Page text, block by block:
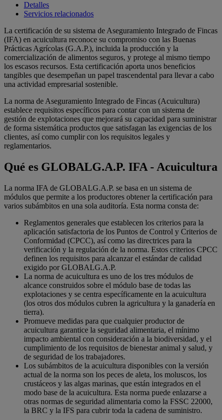
Detalles
Servicios relacionados
La certificación de su sistema de Aseguramiento Integrado de Fincas
(IFA) en acuicultura reconoce su compromiso con las Buenas
Prácticas Agrícolas (G.A.P.), incluida la producción y la
comercialización de alimentos seguros, y protege al mismo tiempo
los escasos recursos. Esta certificación aporta unos beneficios
tangibles que desempeñan un papel trascendental para llevar a cabo
una actividad empresarial sostenible.
La norma de Aseguramiento Integrado de Fincas (Acuicultura)
establece requisitos específicos para contar con un sistema de
gestión de explotaciones que mejorará su capacidad para suministrar
de forma sistemática productos que satisfagan las exigencias de los
clientes, así como cumplir con los requisitos legales y
reglamentarios.
Qué es GLOBALG.A.P. IFA - Acuicultura
La norma IFA de GLOBALG.A.P. se basa en un sistema de
módulos que permite a los productores obtener la certificación para
varios subámbitos en una sola auditoría. Esta norma consta de:
Reglamentos generales que establecen los criterios para la
aplicación satisfactoria de los Puntos de Control y Criterios de
Conformidad (CPCC), así como las directrices para la
verificación y la regulación de la norma. Estos criterios CPCC
definen los requisitos para alcanzar el estándar de calidad
exigido por GLOBALG.A.P.
La norma de acuicultura es uno de los tres módulos de
alcance construidos sobre el módulo base de todas las
explotaciones y se centra específicamente en la acuicultura
(los otros dos módulos cubren la agricultura y la ganadería en
tierra).
Promueve medidas para que cualquier productor de
acuicultura garantice la seguridad alimentaria, el mínimo
impacto ambiental con consideración a la biodiversidad, y el
cumplimiento de los requisitos de bienestar animal y salud, y
de seguridad de los trabajadores.
Los subámbitos de la acuicultura disponibles con la versión
actual de la norma son los peces de aleta, los moluscos, los
crustáceos y las algas marinas, que están integrados en el
modo base de la acuicultura. Esta norma puede enlazarse a
otras normas de seguridad alimentaria como la FSSC 22000,
la BRC y la IFS para cubrir toda la cadena de suministro.